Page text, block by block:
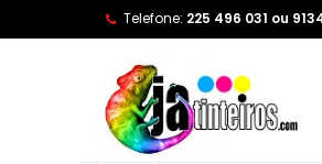
Telefone: 225 496 031 ou